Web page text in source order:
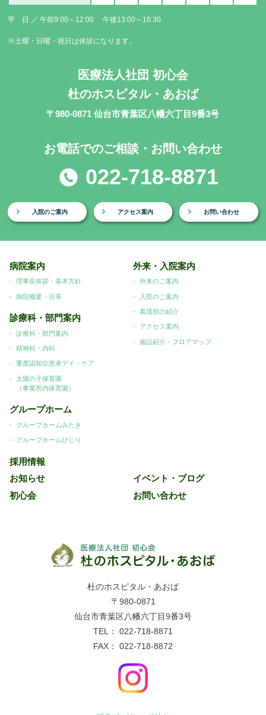
平 日 ／ 午前9:00～12:00 午後13:00～16:30
※土曜・日曜・祝日は休診になります。
医療法人社団 初心会
杜のホスピタル・あおば
〒980-0871 仙台市青葉区八幡六丁目9番3号
お電話でのご相談・お問い合わせ
022-718-8871
入院のご案内 アクセス案内 お問い合わせ
病院案内
理事長挨拶・基本方針
病院概要・沿革
診療科・部門案内
診療科・部門案内
精神科・内科
重度認知症患者デイ・ケア
太陽の子保育園
（事業所内保育園）
外来・入院案内
外来のご案内
入院のご案内
看護部の紹介
アクセス案内
施設紹介・フロアマップ
グループホーム
グループホームみたき
グループホームひじり
採用情報
お知らせ
イベント・ブログ
初心会
お問い合わせ
杜のホスピタル・あおば
〒980-0871
仙台市青葉区八幡六丁目9番3号
TEL： 022-718-8871
FAX： 022-718-8872